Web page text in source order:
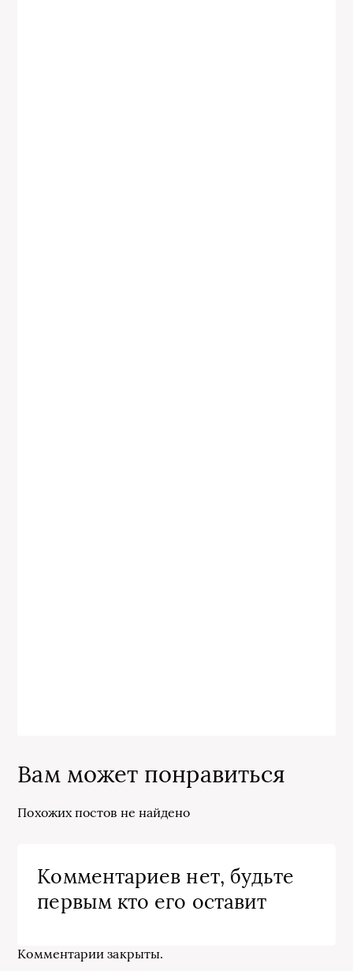
Вам может понравиться
Похожих постов не найдено
Комментариев нет, будьте
первым кто его оставит
Комментарии закрыты.